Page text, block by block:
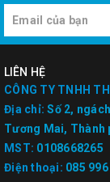
LIÊN HỆ
CÔNG TY TNHH
Địa chỉ: Số 2,
Tương Mai, Thành
MST: 0108668265
Điện thoại: 085